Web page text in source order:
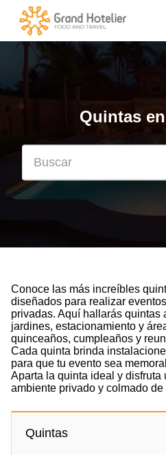
Quintas
Conoce las más increíbles
diseñados para realizar
privadas. Aquí hallarás quintas
jardines, estacionamiento y
quinceaños, cumpleaños y
Cada quinta brinda
para que tu evento sea
Aparta la quinta ideal y
ambiente privado y colmado
Quintas